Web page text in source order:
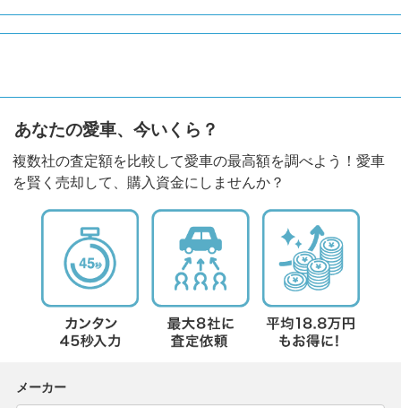
あなたの愛車、今いくら？
複数社の査定額を比較して愛車の最高額を調べよう！愛車
を賢く売却して、購入資金にしませんか？
メーカー